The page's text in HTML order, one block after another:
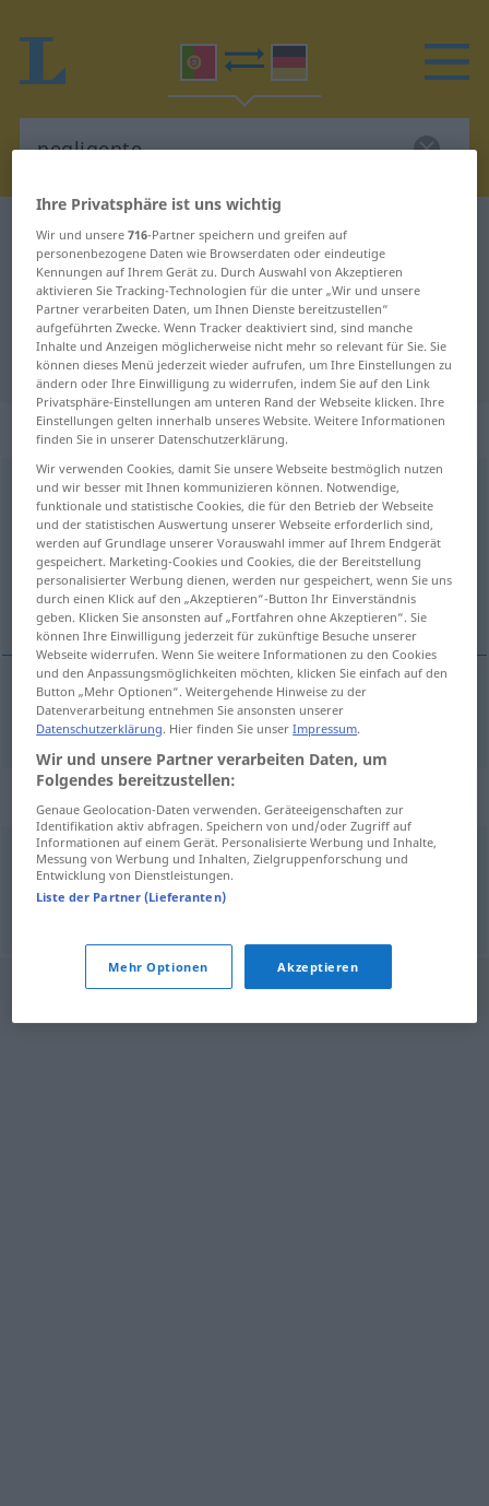
Portugiesisch-Deutsch Wörterbuch
Portugiesisch-Deutsch
Übersetzung für "negligente"
"negligente" Deutsch Übersetzung
„negligente“
negligente [nɨgłiˈʒẽtɨ]
Übersicht aller Übersetzungen
(Für mehr Details die Übersetzung anklicken/antippen)
nachlässig
nachlässig negligente
Synonyme für "negligente"
desmazelado,descuidado,desleixado
Ihre Privatsphäre ist uns wichtig
Wir und unsere716-Partner speichern und greifen auf
personenbezogene Daten wie Browserdaten oder eindeutige
Kennungen auf Ihrem Gerät zu. Durch Auswahl von Akzeptieren
aktivieren Sie Tracking-Technologien für die unter „Wir und unsere
Partner verarbeiten Daten, um Ihnen Dienste bereitzustellen“
aufgeführten Zwecke. Wenn Tracker deaktiviert sind, sind manche
Inhalte und Anzeigen möglicherweise nicht mehr so relevant für Sie. Sie
können dieses Menü jederzeit wieder aufrufen, um Ihre Einstellungen zu
ändern oder Ihre Einwilligung zu widerrufen, indem Sie auf den Link
Privatsphäre-Einstellungen am unteren Rand der Webseite klicken. Ihre
Einstellungen gelten innerhalb unseres Website. Weitere Informationen
finden Sie in unserer Datenschutzerklärung.
Wir verwenden Cookies, damit Sie unsere Webseite bestmöglich nutzen
und wir besser mit Ihnen kommunizieren können. Notwendige,
funktionale und statistische Cookies, die für den Betrieb der Webseite
und der statistischen Auswertung unserer Webseite erforderlich sind,
werden auf Grundlage unserer Vorauswahl immer auf Ihrem Endgerät
gespeichert. Marketing-Cookies und Cookies, die der Bereitstellung
personalisierter Werbung dienen, werden nur gespeichert, wenn Sie uns
durch einen Klick auf den „Akzeptieren“-Button Ihr Einverständnis
geben. Klicken Sie ansonsten auf „Fortfahren ohne Akzeptieren“. Sie
können Ihre Einwilligung jederzeit für zukünftige Besuche unserer
Webseite widerrufen. Wenn Sie weitere Informationen zu den Cookies
und den Anpassungsmöglichkeiten möchten, klicken Sie einfach auf den
Button „Mehr Optionen“. Weitergehende Hinweise zu der
Datenverarbeitung entnehmen Sie ansonsten unserer
Datenschutzerklärung. Hier finden Sie unserImpressum.
Wir und unsere Partner verarbeiten Daten, um
Folgendes bereitzustellen:
Genaue Geolocation-Daten verwenden. Geräteeigenschaften zur
Identifikation aktiv abfragen. Speichern von und/oder Zugriff auf
Informationen auf einem Gerät. Personalisierte Werbung und Inhalte,
Messung von Werbung und Inhalten, Zielgruppenforschung und
Entwicklung von Dienstleistungen.
Liste der Partner (Lieferanten)
Mehr Optionen Akzeptieren